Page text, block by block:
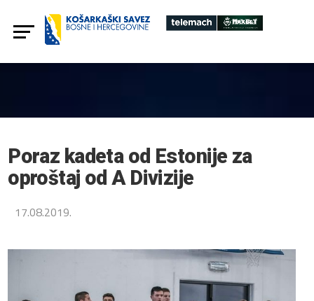
Poraz kadeta od Estonije za
oproštaj od A Divizije
17.08.2019.